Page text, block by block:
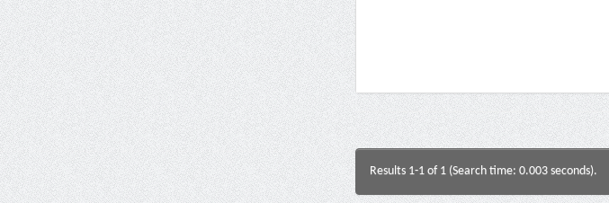
Results 1-1 of 1 (Search time: 0.003 seconds).